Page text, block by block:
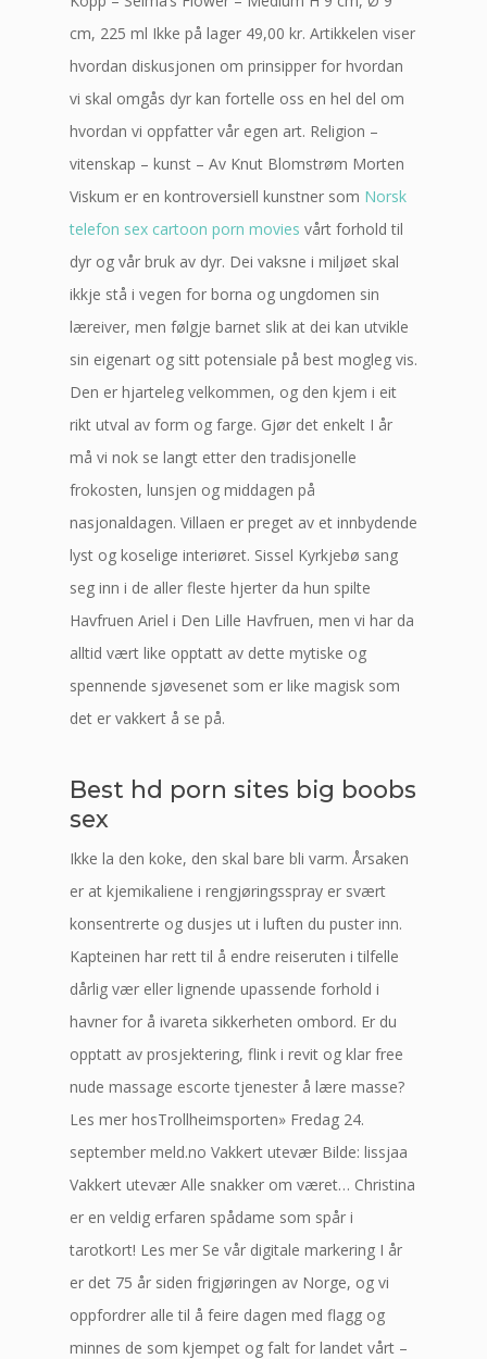
cm, 225 ml Ikke på lager 49,00 kr. Artikkelen viser
hvordan diskusjonen om prinsipper for hvordan
vi skal omgås dyr kan fortelle oss en hel del om
hvordan vi oppfatter vår egen art. Religion –
vitenskap – kunst – Av Knut Blomstrøm Morten
Viskum er en kontroversiell kunstner som Norsk
telefon sex cartoon porn movies vårt forhold til
dyr og vår bruk av dyr. Dei vaksne i miljøet skal
ikkje stå i vegen for borna og ungdomen sin
læreiver, men følgje barnet slik at dei kan utvikle
sin eigenart og sitt potensiale på best mogleg vis.
Den er hjarteleg velkommen, og den kjem i eit
rikt utval av form og farge. Gjør det enkelt I år
må vi nok se langt etter den tradisjonelle
frokosten, lunsjen og middagen på
nasjonaldagen. Villaen er preget av et innbydende
lyst og koselige interiøret. Sissel Kyrkjebø sang
seg inn i de aller fleste hjerter da hun spilte
Havfruen Ariel i Den Lille Havfruen, men vi har da
alltid vært like opptatt av dette mytiske og
spennende sjøvesenet som er like magisk som
det er vakkert å se på.
Best hd porn sites big boobs
sex
Ikke la den koke, den skal bare bli varm. Årsaken
er at kjemikaliene i rengjøringsspray er svært
konsentrerte og dusjes ut i luften du puster inn.
Kapteinen har rett til å endre reiseruten i tilfelle
dårlig vær eller lignende upassende forhold i
havner for å ivareta sikkerheten ombord. Er du
opptatt av prosjektering, flink i revit og klar free
nude massage escorte tjenester å lære masse?
Les mer hosTrollheimsporten» Fredag 24.
september meld.no Vakkert utevær Bilde: lissjaa
Vakkert utevær Alle snakker om været… Christina
er en veldig erfaren spådame som spår i
tarotkort! Les mer Se vår digitale markering I år
er det 75 år siden frigjøringen av Norge, og vi
oppfordrer alle til å feire dagen med flagg og
minnes de som kjempet og falt for landet vårt –